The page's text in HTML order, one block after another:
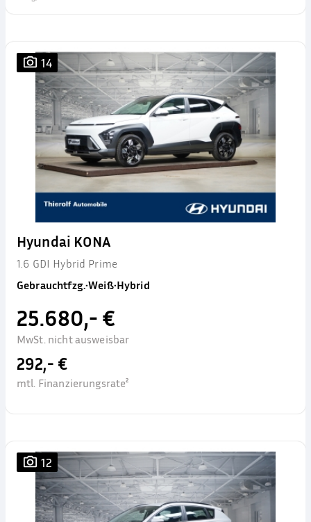
14
Hyundai KONA
1.6 GDI Hybrid Prime
Gebrauchtfzg.•Weiß•Hybrid
25.680,- €
MwSt. nicht ausweisbar
292,- €
mtl. Finanzierungsrate²
12